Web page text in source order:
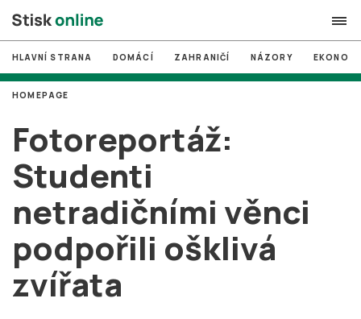
search
# MUNI
# Brno
# volby
login PŘIHLÁSIT SE
Zapomněli jste heslo?
Založit nový účet
HLAVNÍ STRANA DOMÁCÍ ZAHRANIČÍ NÁZORY
Fotoreportáž:
Studenti
netradičními věnci
podpořili ošklivá
zvířata
HOMEPAGE